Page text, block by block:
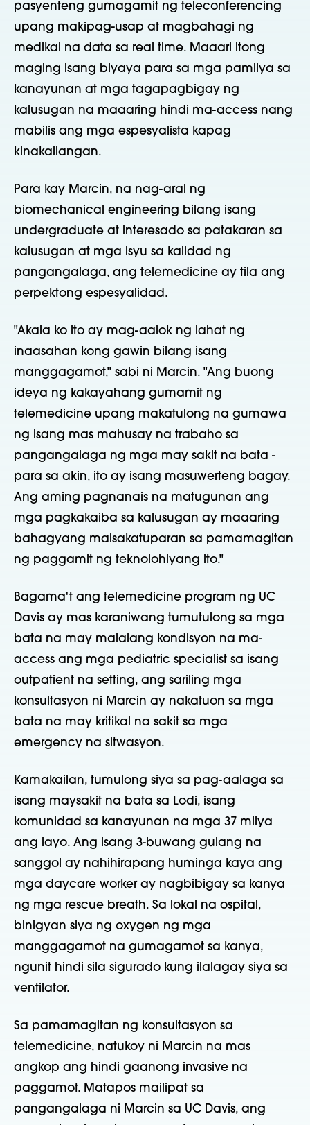
pasyenteng gumagamit ng teleconferencing
upang makipag-usap at magbahagi ng
medikal na data sa real time. Maaari itong
maging isang biyaya para sa mga pamilya sa
kanayunan at mga tagapagbigay ng
kalusugan na maaaring hindi ma-access nang
mabilis ang mga espesyalista kapag
kinakailangan.
Para kay Marcin, na nag-aral ng
biomechanical engineering bilang isang
undergraduate at interesado sa patakaran sa
kalusugan at mga isyu sa kalidad ng
pangangalaga, ang telemedicine ay tila ang
perpektong espesyalidad.
"Akala ko ito ay mag-aalok ng lahat ng
inaasahan kong gawin bilang isang
manggagamot," sabi ni Marcin. "Ang buong
ideya ng kakayahang gumamit ng
telemedicine upang makatulong na gumawa
ng isang mas mahusay na trabaho sa
pangangalaga ng mga may sakit na bata -
para sa akin, ito ay isang masuwerteng bagay.
Ang aming pagnanais na matugunan ang
mga pagkakaiba sa kalusugan ay maaaring
bahagyang maisakatuparan sa pamamagitan
ng paggamit ng teknolohiyang ito."
Bagama't ang telemedicine program ng UC
Davis ay mas karaniwang tumutulong sa mga
bata na may malalang kondisyon na ma-
access ang mga pediatric specialist sa isang
outpatient na setting, ang sariling mga
konsultasyon ni Marcin ay nakatuon sa mga
bata na may kritikal na sakit sa mga
emergency na sitwasyon.
Kamakailan, tumulong siya sa pag-aalaga sa
isang maysakit na bata sa Lodi, isang
komunidad sa kanayunan na mga 37 milya
ang layo. Ang isang 3-buwang gulang na
sanggol ay nahihirapang huminga kaya ang
mga daycare worker ay nagbibigay sa kanya
ng mga rescue breath. Sa lokal na ospital,
binigyan siya ng oxygen ng mga
manggagamot na gumagamot sa kanya,
ngunit hindi sila sigurado kung ilalagay siya sa
ventilator.
Sa pamamagitan ng konsultasyon sa
telemedicine, natukoy ni Marcin na mas
angkop ang hindi gaanong invasive na
paggamot. Matapos mailipat sa
pangangalaga ni Marcin sa UC Davis, ang